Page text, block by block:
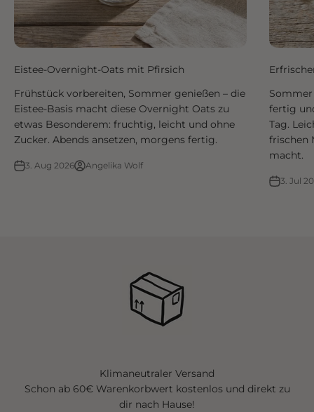
Eistee-Overnight-Oats mit Pfirsich
Frühstück vorbereiten, Sommer genießen – die
Eistee-Basis macht diese Overnight Oats zu
etwas Besonderem: fruchtig, leicht und ohne
Zucker. Abends ansetzen, morgens fertig.
3. Aug 2026 Angelika Wolf
fertig
Tag.
frischen
macht.
3. Jul
Klimaneutraler Versand
Schon ab 60€ Warenkorbwert kostenlos und direkt zu
dir nach Hause!